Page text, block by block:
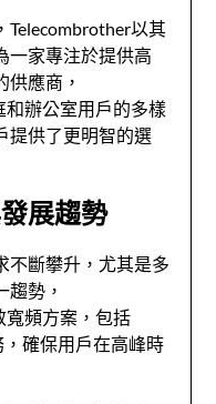
Telecombrother以其
一家專注於提供高
供應商，
和辦公室用戶的多樣
提供了更明智的選
展趨勢
不斷攀升，尤其是多
趨勢，
寬頻方案，包括
確保用戶在高峰時